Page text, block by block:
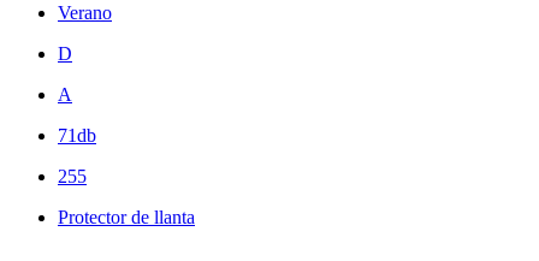
Verano
D
A
71db
255
Protector de llanta